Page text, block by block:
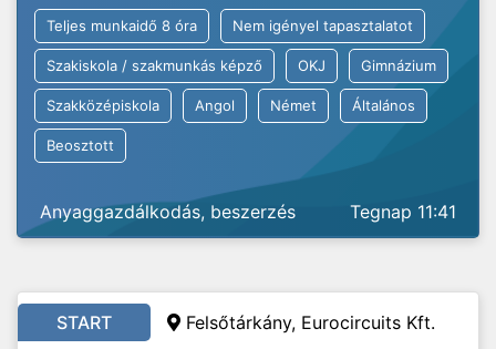
Teljes munkaidő 8 óra Nem igényel tapasztalatot
Szakiskola / szakmunkás képző OKJ Gimnázium
Szakközépiskola Angol Német Általános
Beosztott
Anyaggazdálkodás, beszerzés Tegnap 11:41
START Felsőtárkány, Eurocircuits Kft.